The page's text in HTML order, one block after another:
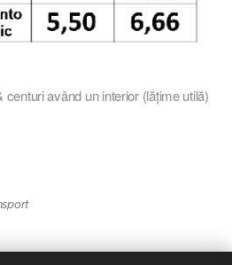
având un interior (lățime utilă)